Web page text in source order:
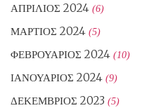
ΑΠΡΊΛΙΟΣ 2024 (6)
ΜΆΡΤΙΟΣ 2024 (5)
ΦΕΒΡΟΥΆΡΙΟΣ 2024 (10)
ΙΑΝΟΥΆΡΙΟΣ 2024 (9)
ΔΕΚΈΜΒΡΙΟΣ 2023 (5)